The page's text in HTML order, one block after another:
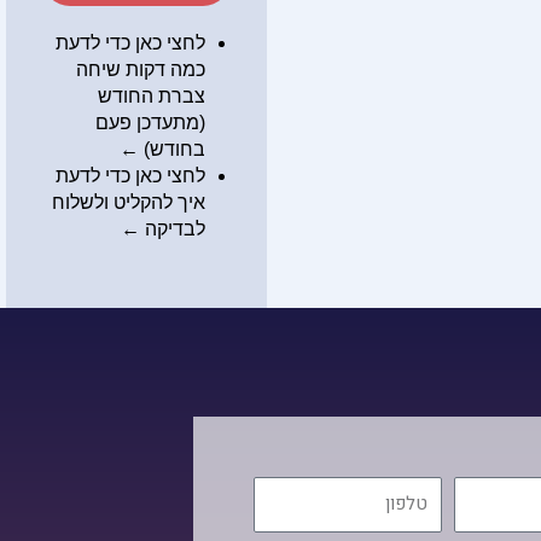
לחצי כאן כדי לדעת
כמה דקות שיחה
צברת החודש
(מתעדכן פעם
בחודש) ←
לחצי כאן כדי לדעת
איך להקליט ולשלוח
לבדיקה ←
טלפון